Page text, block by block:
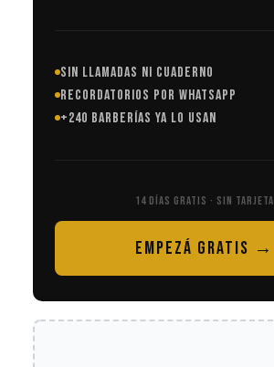
SIN LLAMADAS NI CUADERNO
RECORDATORIOS POR WHATSAPP
+240 BARBERÍAS YA LO USAN
14 DÍAS GRATIS · SIN TARJETA
EMPEZÁ GRATIS →